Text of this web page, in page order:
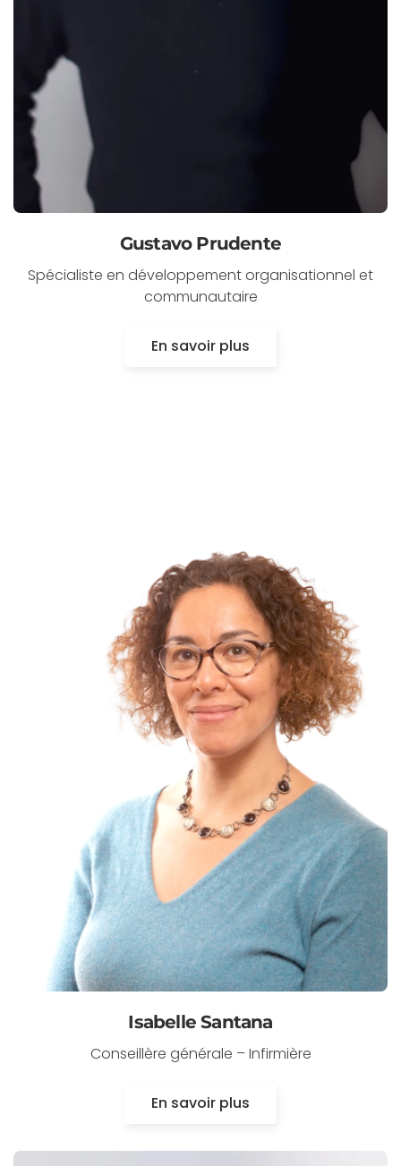
Gustavo Prudente
Spécialiste en développement organisationnel et
communautaire
En savoir plus
Isabelle Santana
Conseillère générale – Infirmière
En savoir plus